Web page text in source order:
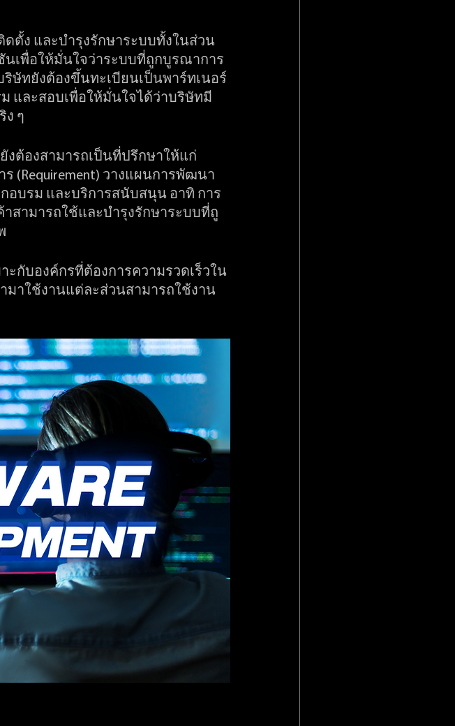
ตั้ง และบำรุงรักษาระบบทั้งในส่วน
เพื่อให้มั่นใจว่าระบบที่ถูกบูรณาการ
ษัทยังต้องขึ้นทะเบียนเป็นพาร์ทเนอร์
และสอบเพื่อให้มั่นใจได้ว่าบริษัทมี
ง ๆ
งต้องสามารถเป็นที่ปรึกษาให้แก่
(Requirement) วางแผนการพัฒนา
อบรม และบริการสนับสนุน อาทิ การ
สามารถใช้และบำรุงรักษาระบบที่ถู
ะกับองค์กรที่ต้องการความรวดเร็วใน
าใช้งานแต่ละส่วนสามารถใช้งาน